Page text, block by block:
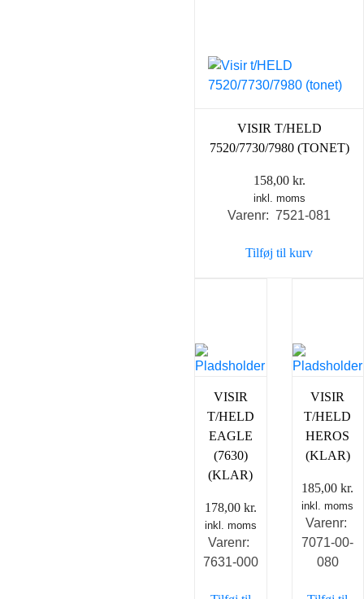
VISIR T/HELD
7520/7730/7980 (TONET)
158,00 kr.
inkl. moms
Varenr: 7521-081
Tilføj til kurv
VISIR
T/HELD
EAGLE
(7630)
(KLAR)
178,00 kr.
inkl. moms
Varenr:
7631-000
VISIR
T/HELD
HEROS
(KLAR)
185,00kr.
inkl. moms
Varenr:
7071-00-
080